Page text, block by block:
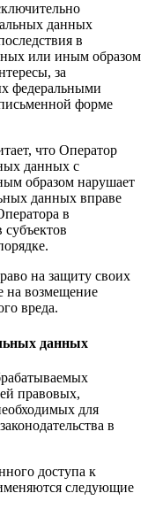
данных
в
или иным образом
за
федеральными
форме
что Оператор
данных с
образом нарушает
данных вправе
в
на защиту своих
на возмещение
вреда.
данных
правовых,
для
в
доступа к
следующие